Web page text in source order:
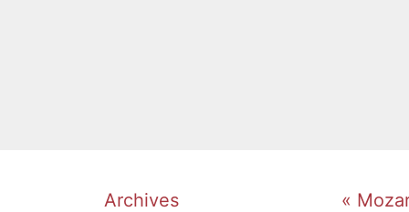
Archives
«